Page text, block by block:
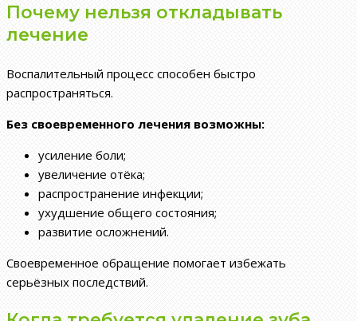
Почему нельзя откладывать
лечение
Воспалительный процесс способен быстро
распространяться.
Без своевременного лечения возможны:
усиление боли;
увеличение отёка;
распространение инфекции;
ухудшение общего состояния;
развитие осложнений.
Своевременное обращение помогает избежать
серьёзных последствий.